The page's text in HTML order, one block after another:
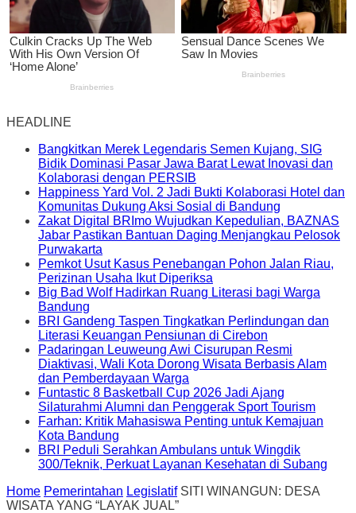
HEADLINE
Bangkitkan Merek Legendaris Semen Kujang, SIG
Bidik Dominasi Pasar Jawa Barat Lewat Inovasi dan
Kolaborasi dengan PERSIB
Happiness Yard Vol. 2 Jadi Bukti Kolaborasi Hotel dan
Komunitas Dukung Aksi Sosial di Bandung
Zakat Digital BRImo Wujudkan Kepedulian, BAZNAS
Jabar Pastikan Bantuan Daging Menjangkau Pelosok
Purwakarta
Pemkot Usut Kasus Penebangan Pohon Jalan Riau,
Perizinan Usaha Ikut Diperiksa
Big Bad Wolf Hadirkan Ruang Literasi bagi Warga
Bandung
BRI Gandeng Taspen Tingkatkan Perlindungan dan
Literasi Keuangan Pensiunan di Cirebon
Padaringan Leuweung Awi Cisurupan Resmi
Diaktivasi, Wali Kota Dorong Wisata Berbasis Alam
dan Pemberdayaan Warga
Funtastic 8 Basketball Cup 2026 Jadi Ajang
Silaturahmi Alumni dan Penggerak Sport Tourism
Farhan: Kritik Mahasiswa Penting untuk Kemajuan
Kota Bandung
BRI Peduli Serahkan Ambulans untuk Wingdik
300/Teknik, Perkuat Layanan Kesehatan di Subang
Home Pemerintahan Legislatif SITI WINANGUN: DESA
WISATA YANG “LAYAK JUAL”